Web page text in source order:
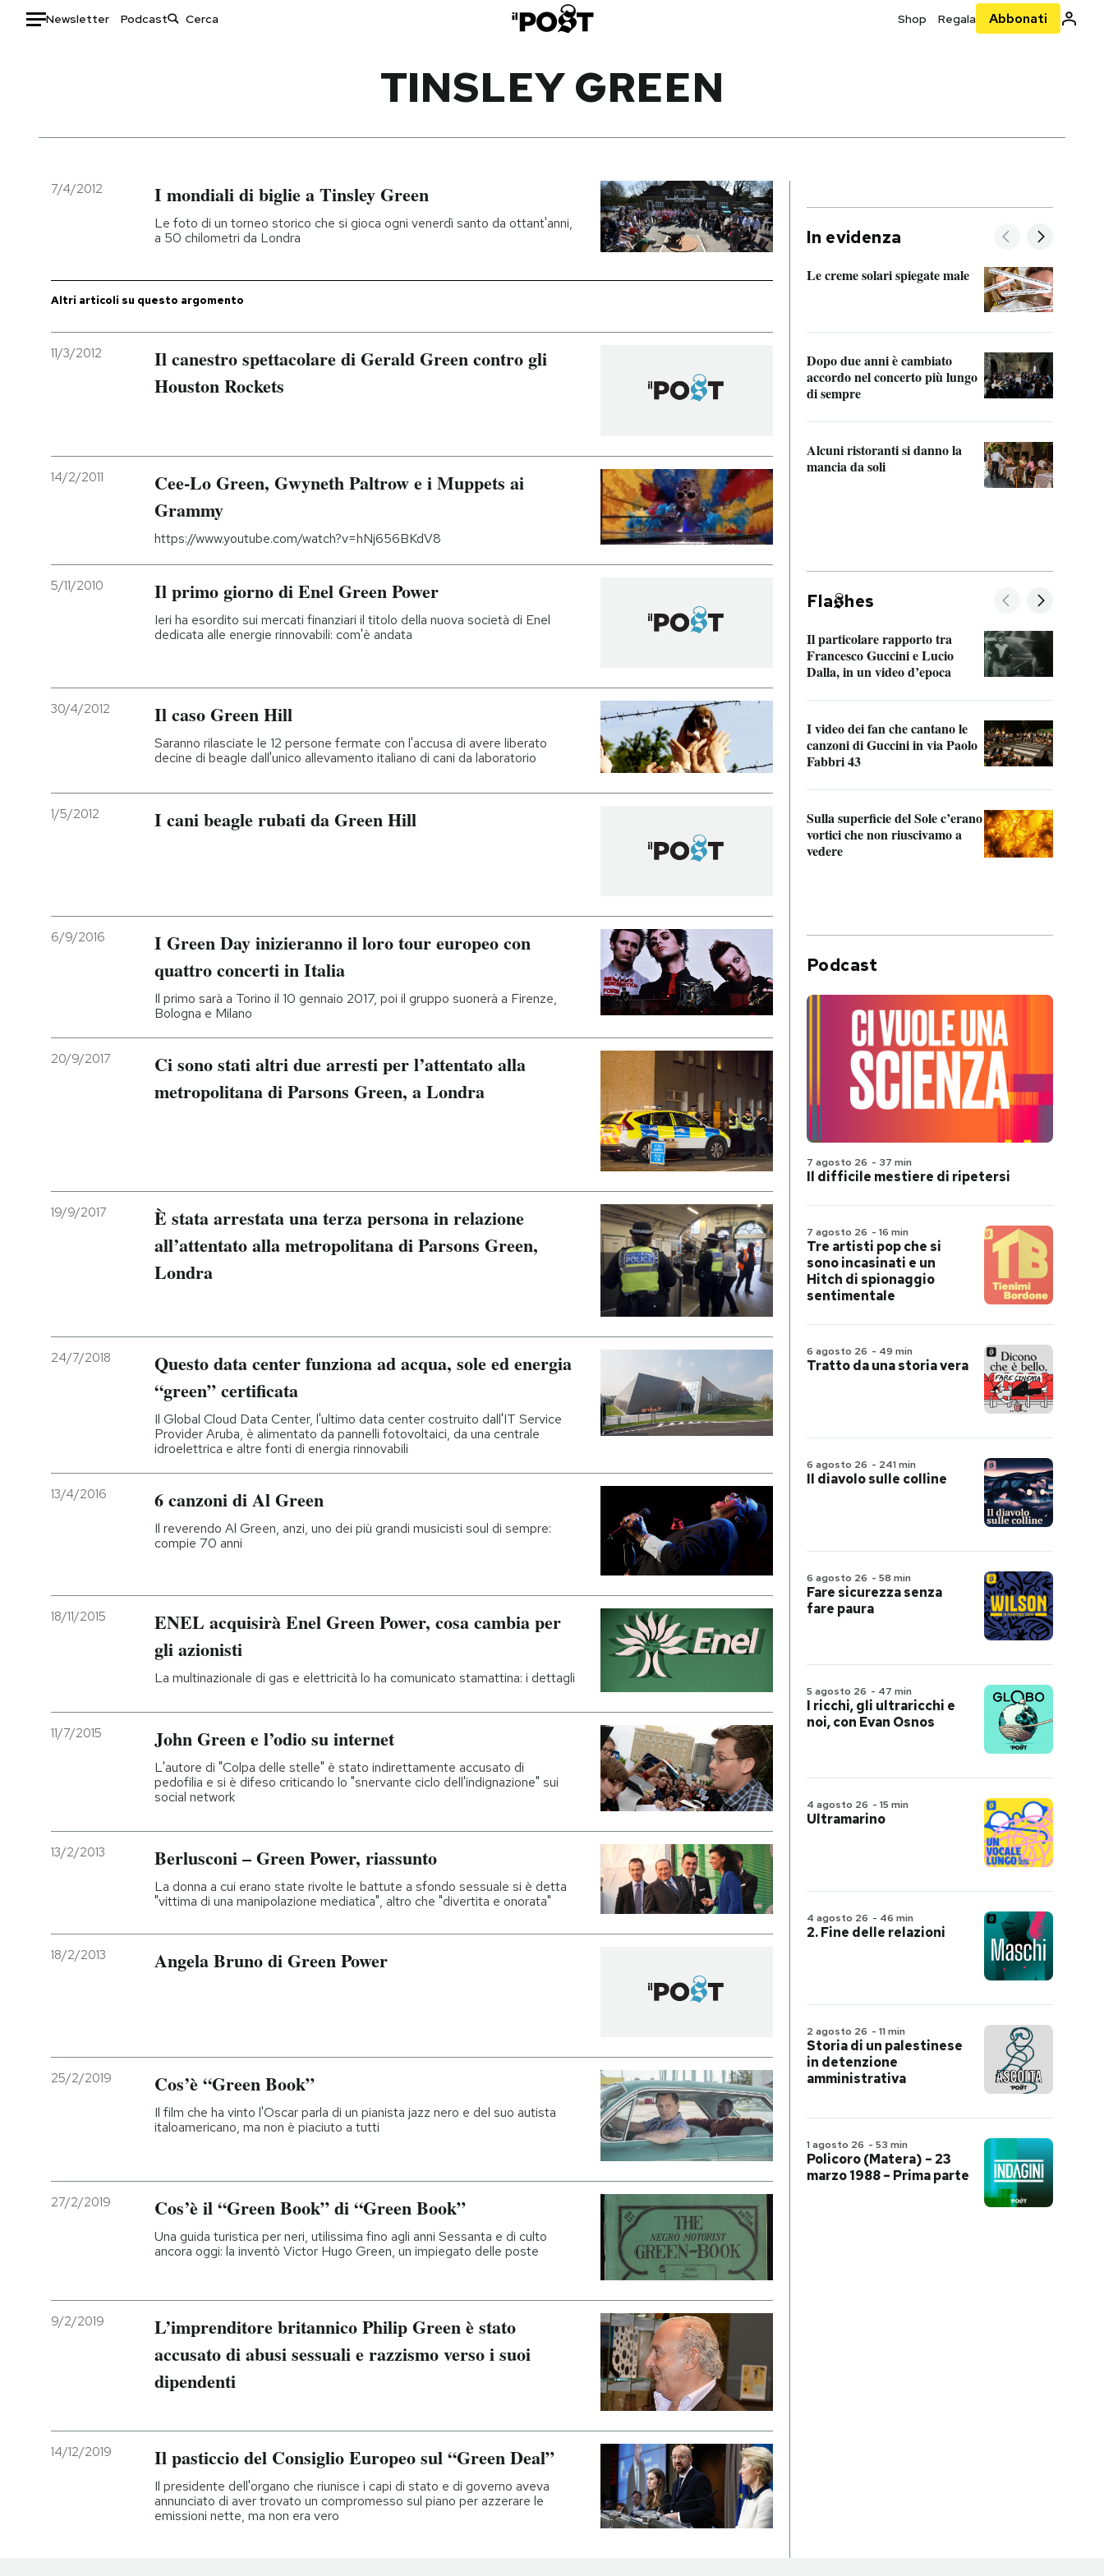
Newsletter Podcast Shop Regala Abbonati
Italia
Politica
Cultura
Economia
Moda
Ok Boomer!
Europa
Altrecose
NEWSLETTER
I MIEI PREFERITI
SHOP
Entra
TINSLEY GREEN
7/4/2012 I mondiali di biglie a Tinsley Green
Le foto di un torneo storico che si gioca ogni venerdì santo da ottant'anni,
a 50 chilometri da Londra
Altri articoli su questo argomento
11/3/2012
Il canestro spettacolare di Gerald Green contro gli
Houston Rockets
14/2/2011
Cee-Lo Green, Gwyneth Paltrow e i Muppets ai
Grammy
https://www.youtube.com/watch?v=hNj656BKdV8
5/11/2010 Il primo giorno di Enel Green Power
Ieri ha esordito sui mercati finanziari il titolo della nuova società di Enel
dedicata alle energie rinnovabili: com'è andata
30/4/2012 Il caso Green Hill
Saranno rilasciate le 12 persone fermate con l'accusa di avere liberato
decine di beagle dall'unico allevamento italiano di cani da laboratorio
1/5/2012 I cani beagle rubati da Green Hill
6/9/2016
I Green Day inizieranno il loro tour europeo con
quattro concerti in Italia
Il primo sarà a Torino il 10 gennaio 2017, poi il gruppo suonerà a Firenze,
Bologna e Milano
20/9/2017
Ci sono stati altri due arresti per l’attentato alla
metropolitana di Parsons Green, a Londra
19/9/2017
È stata arrestata una terza persona in relazione
all’attentato alla metropolitana di Parsons Green,
Londra
24/7/2018
Questo data center funziona ad acqua, sole ed energia
“green” certificata
Il Global Cloud Data Center, l'ultimo data center costruito dall'IT Service
Provider Aruba, è alimentato da pannelli fotovoltaici, da una centrale
idroelettrica e altre fonti di energia rinnovabili
13/4/2016 6 canzoni di Al Green
Il reverendo Al Green, anzi, uno dei più grandi musicisti soul di sempre:
compie 70 anni
18/11/2015
ENEL acquisirà Enel Green Power, cosa cambia per
gli azionisti
La multinazionale di gas e elettricità lo ha comunicato stamattina: i dettagli
11/7/2015 John Green e l’odio su internet
L'autore di "Colpa delle stelle" è stato indirettamente accusato di
pedofilia e si è difeso criticando lo "snervante ciclo dell'indignazione" sui
social network
13/2/2013 Berlusconi – Green Power, riassunto
La donna a cui erano state rivolte le battute a sfondo sessuale si è detta
"vittima di una manipolazione mediatica", altro che "divertita e onorata"
18/2/2013 Angela Bruno di Green Power
25/2/2019 Cos’è “Green Book”
Il film che ha vinto l'Oscar parla di un pianista jazz nero e del suo autista
italoamericano, ma non è piaciuto a tutti
27/2/2019 Cos’è il “Green Book” di “Green Book”
Una guida turistica per neri, utilissima fino agli anni Sessanta e di culto
ancora oggi: la inventò Victor Hugo Green, un impiegato delle poste
9/2/2019
L’imprenditore britannico Philip Green è stato
accusato di abusi sessuali e razzismo verso i suoi
dipendenti
14/12/2019 Il pasticcio del Consiglio Europeo sul “Green Deal”
Il presidente dell'organo che riunisce i capi di stato e di governo aveva
annunciato di aver trovato un compromesso sul piano per azzerare le
emissioni nette, ma non era vero
In evidenza
Le creme solari spiegate male
Dopo due anni è cambiato
accordo nel concerto più lungo
di sempre
Alcuni ristoranti si danno la
mancia da soli
Fla hes
Il particolare rapporto tra
Francesco Guccini e Lucio
Dalla, in un video d’epoca
I video dei fan che cantano le
canzoni di Guccini in via Paolo
Fabbri 43
Sulla superficie del Sole c’erano
vortici che non riuscivamo a
vedere
Podcast
7 agosto 26 - 37 min
Il difficile mestiere di ripetersi
7 agosto 26 - 16 min
Tre artisti pop che si
sono incasinati e un
Hitch di spionaggio
sentimentale
6 agosto 26 - 49 min
Tratto da una storia vera
6 agosto 26 - 241 min
Il diavolo sulle colline
6 agosto 26 - 58 min
Fare sicurezza senza
fare paura
5 agosto 26 - 47 min
I ricchi, gli ultraricchi e
noi, con Evan Osnos
4 agosto 26 - 15 min
Ultramarino
4 agosto 26 - 46 min
2. Fine delle relazioni
2 agosto 26 - 11 min
Storia di un palestinese
in detenzione
amministrativa
1 agosto 26 - 53 min
Policoro (Matera) – 23
marzo 1988 – Prima parte